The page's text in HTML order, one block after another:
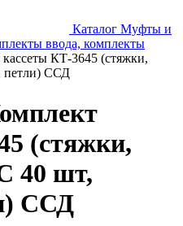
Каталог Муфты и
ввода, комплекты
КТ-3645 (стяжки,
петли) ССД
(стяжки,
40 шт,
ССД